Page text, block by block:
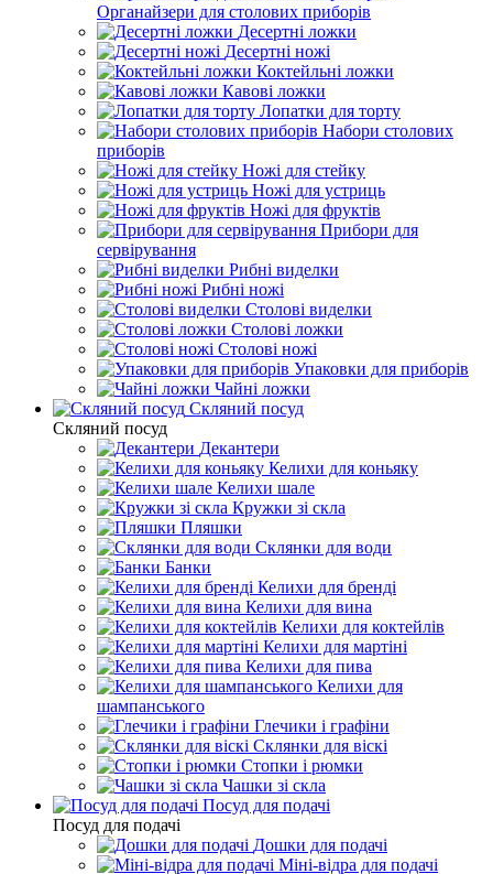
Органайзери для столових приборів
Десертні ложки
Десертні ножі
Коктейльні ложки
Кавові ложки
Лопатки для торту
Набори столових
приборів
Ножі для стейку
Ножі для устриць
Ножі для фруктів
Прибори для
сервірування
Рибні виделки
Рибні ножі
Столові виделки
Столові ложки
Столові ножі
Упаковки для приборів
Чайні ложки
Скляний посуд
Скляний посуд
Декантери
Келихи для коньяку
Келихи шале
Кружки зі скла
Пляшки
Склянки для води
Банки
Келихи для бренді
Келихи для вина
Келихи для коктейлів
Келихи для мартіні
Келихи для пива
Келихи для
шампанського
Глечики і графіни
Склянки для віскі
Стопки і рюмки
Чашки зі скла
Посуд для подачі
Посуд для подачі
Дошки для подачі
Міні-відра для подачі